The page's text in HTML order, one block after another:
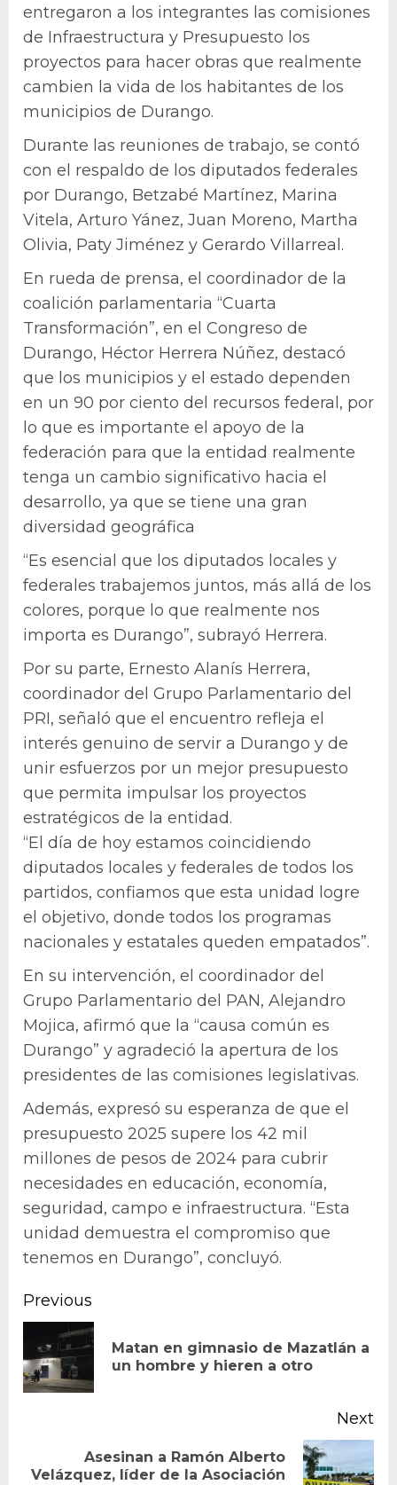
entregaron a los integrantes las comisiones
de Infraestructura y Presupuesto los
proyectos para hacer obras que realmente
cambien la vida de los habitantes de los
municipios de Durango.
Durante las reuniones de trabajo, se contó
con el respaldo de los diputados federales
por Durango, Betzabé Martínez, Marina
Vitela, Arturo Yánez, Juan Moreno, Martha
Olivia, Paty Jiménez y Gerardo Villarreal.
En rueda de prensa, el coordinador de la
coalición parlamentaria “Cuarta
Transformación”, en el Congreso de
Durango, Héctor Herrera Núñez, destacó
que los municipios y el estado dependen
en un 90 por ciento del recursos federal, por
lo que es importante el apoyo de la
federación para que la entidad realmente
tenga un cambio significativo hacia el
desarrollo, ya que se tiene una gran
diversidad geográfica
“Es esencial que los diputados locales y
federales trabajemos juntos, más allá de los
colores, porque lo que realmente nos
importa es Durango”, subrayó Herrera.
Por su parte, Ernesto Alanís Herrera,
coordinador del Grupo Parlamentario del
PRI, señaló que el encuentro refleja el
interés genuino de servir a Durango y de
unir esfuerzos por un mejor presupuesto
que permita impulsar los proyectos
estratégicos de la entidad.
“El día de hoy estamos coincidiendo
diputados locales y federales de todos los
partidos, confiamos que esta unidad logre
el objetivo, donde todos los programas
nacionales y estatales queden empatados”.
En su intervención, el coordinador del
Grupo Parlamentario del PAN, Alejandro
Mojica, afirmó que la “causa común es
Durango” y agradeció la apertura de los
presidentes de las comisiones legislativas.
Además, expresó su esperanza de que el
presupuesto 2025 supere los 42 mil
millones de pesos de 2024 para cubrir
necesidades en educación, economía,
seguridad, campo e infraestructura. “Esta
unidad demuestra el compromiso que
tenemos en Durango”, concluyó.
Continue
Reading
Previous
Matan en gimnasio de Mazatlán a
un hombre y hieren a otro
Next
Next
Asesinan a Ramón Alberto
Velázquez, líder de la Asociación